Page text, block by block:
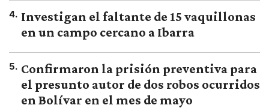
4. Investigan el faltante de 15 vaquillonas
en un campo cercano a Ibarra
5. Confirmaron la prisión preventiva para
el presunto autor de dos robos ocurridos
en Bolívar en el mes de mayo